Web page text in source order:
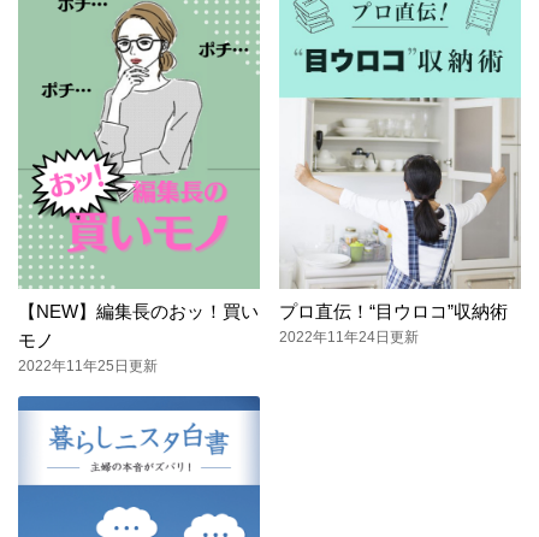
【NEW】編集長のおッ！買い
モノ
2022年11年25日更新
プロ直伝！“目ウロコ”収納術
2022年11年24日更新